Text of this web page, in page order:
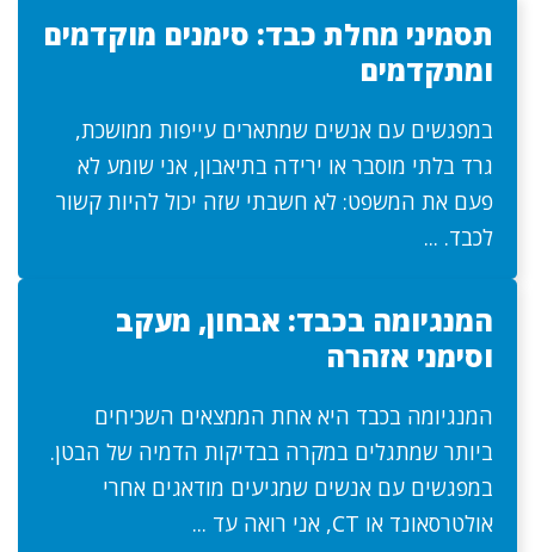
תסמיני מחלת כבד: סימנים מוקדמים
ומתקדמים
במפגשים עם אנשים שמתארים עייפות ממושכת,
גרד בלתי מוסבר או ירידה בתיאבון, אני שומע לא
פעם את המשפט: לא חשבתי שזה יכול להיות קשור
לכבד. ...
המנגיומה בכבד: אבחון, מעקב
וסימני אזהרה
המנגיומה בכבד היא אחת הממצאים השכיחים
ביותר שמתגלים במקרה בבדיקות הדמיה של הבטן.
במפגשים עם אנשים שמגיעים מודאגים אחרי
אולטרסאונד או CT, אני רואה עד ...